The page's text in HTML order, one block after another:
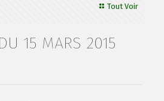
Tout Voir
15 MARS 2015